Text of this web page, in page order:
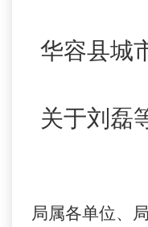
华容县城
关于刘磊
局属各单位、